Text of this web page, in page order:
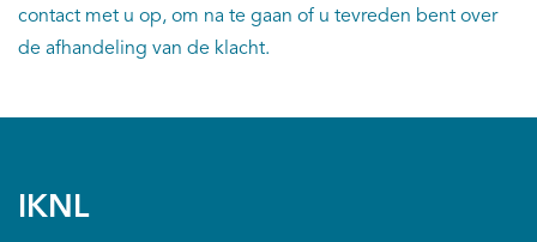
contact met u op, om na te gaan of u tevreden bent over
de afhandeling van de klacht.
IKNL